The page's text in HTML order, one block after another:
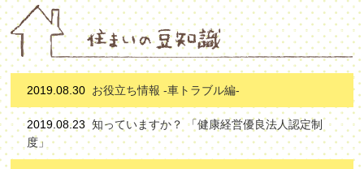
2019.08.30 お役立ち情報 -車トラブル編-
2019.08.23 知っていますか？ 「健康経営優良法人認定制
度」